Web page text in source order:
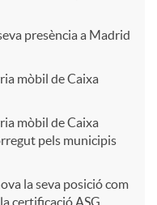
presència a Madrid
mòbil de Caixa
mòbil de Caixa
pels municipis
la seva posició com
certificació ASG